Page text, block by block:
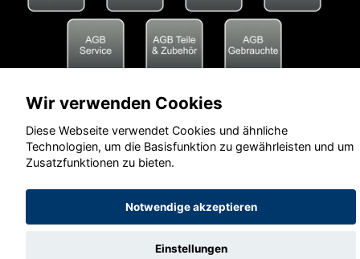
Wir verwenden Cookies
Diese Webseite verwendet Cookies und ähnliche
Technologien, um die Basisfunktion zu gewährleisten und um
Zusatzfunktionen zu bieten.
Notwendige akzeptieren
Einstellungen